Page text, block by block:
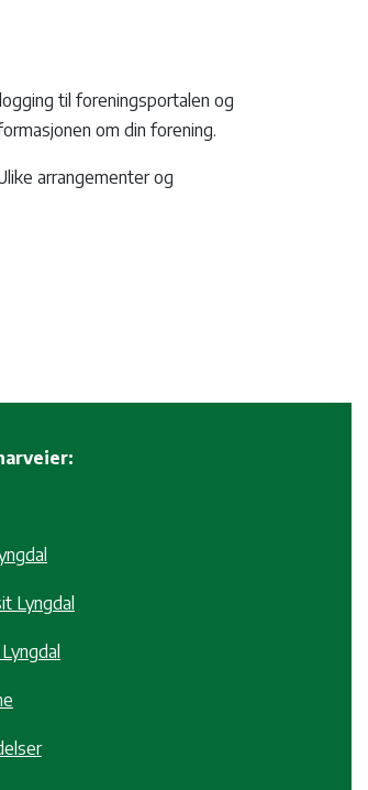
til foreningsportalen og
om din forening.
arrangementer og
Lyngdal